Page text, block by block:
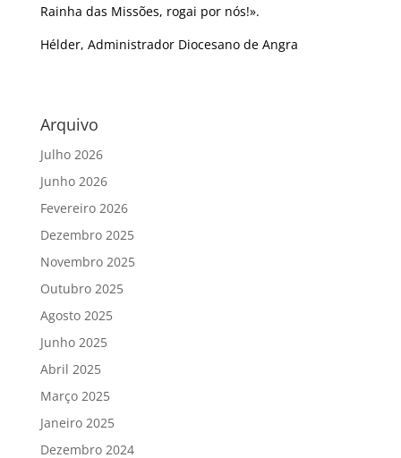
Rainha das Missões, rogai por nós!».
Hélder, Administrador Diocesano de Angra
Arquivo
Julho 2026
Junho 2026
Fevereiro 2026
Dezembro 2025
Novembro 2025
Outubro 2025
Agosto 2025
Junho 2025
Abril 2025
Março 2025
Janeiro 2025
Dezembro 2024